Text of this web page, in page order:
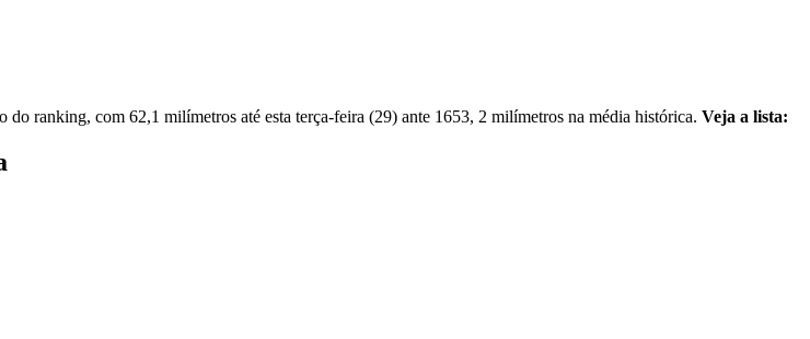
ranking, com 62,1 milímetros até esta terça-feira (29) ante 1653, 2 milímetros na média histórica. Veja a lista: